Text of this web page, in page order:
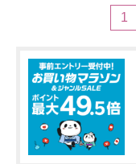
1